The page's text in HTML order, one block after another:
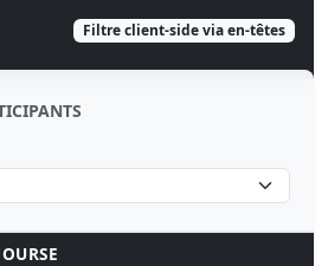
Filtre client-side via en-têtes